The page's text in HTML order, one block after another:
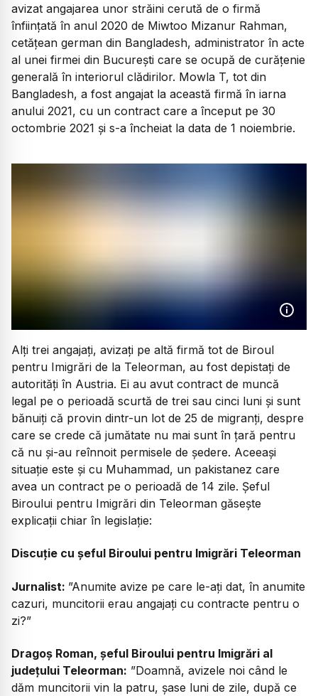
avizat angajarea unor străini cerută de o firmă
înființată în anul 2020 de Miwtoo Mizanur Rahman,
cetățean german din Bangladesh, administrator în acte
al unei firmei din București care se ocupă de curățenie
generală în interiorul clădirilor. Mowla T, tot din
Bangladesh, a fost angajat la această firmă în iarna
anului 2021, cu un contract care a început pe 30
octombrie 2021 și s-a încheiat la data de 1 noiembrie.
Alți trei angajați, avizați pe altă firmă tot de Biroul
pentru Imigrări de la Teleorman, au fost depistați de
autorități în Austria. Ei au avut contract de muncă
legal pe o perioadă scurtă de trei sau cinci luni și sunt
bănuiți că provin dintr-un lot de 25 de migranți, despre
care se crede că jumătate nu mai sunt în țară pentru
că nu și-au reînnoit permisele de ședere. Aceeași
situație este și cu Muhammad, un pakistanez care
avea un contract pe o perioadă de 14 zile. Șeful
Biroului pentru Imigrări din Teleorman găsește
explicații chiar în legislație:
Discuție cu șeful Biroului pentru Imigrări Teleorman
Jurnalist: ”Anumite avize pe care le-ați dat, în anumite
cazuri, muncitorii erau angajați cu contracte pentru o
zi?”
Dragoș Roman, șeful Biroului pentru Imigrări al
județului Teleorman: ”Doamnă, avizele noi când le
dăm muncitorii vin la patru, șase luni de zile, după ce